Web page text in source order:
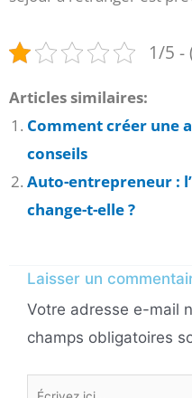
1/5 -
Articles similaires:
Comment créer une
conseils
Auto-entrepreneur :
change-t-elle ?
Laisser un
Votre adresse e-mail
champs obligatoires
Écrivez